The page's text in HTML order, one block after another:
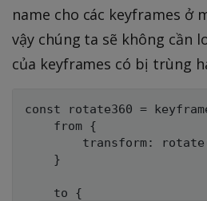
name cho các keyframes ở
vậy chúng ta sẽ không cần
của keyframes có bị trùng
const rotate360 =